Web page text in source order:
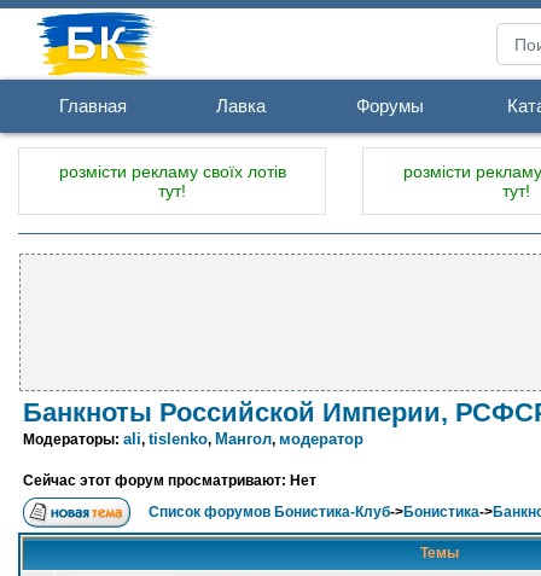
Главная Лавка Форумы
розмісти рекламу своїх лотів
тут!
розмісти
тут!
Банкноты Российской Империи,
Модераторы: ali, tislenko, Мангол, модератор
Сейчас этот форум просматривают: Нет
Список форумов Бонистика-Клуб->Бонистика->
Темы